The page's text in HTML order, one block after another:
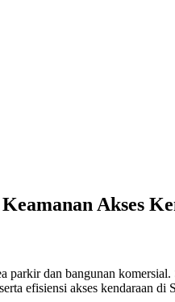
Akses
parkir dan bangunan
efisiensi akses kendaraan di